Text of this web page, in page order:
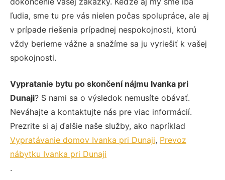
ľudia, sme tu pre vás nielen počas spolupráce, ale aj
v prípade riešenia prípadnej nespokojnosti, ktorú
vždy berieme vážne a snažíme sa ju vyriešiť k vašej
spokojnosti.
Vypratanie bytu po skončení nájmu Ivanka pri
Dunaji? S nami sa o výsledok nemusíte obávať.
Neváhajte a kontaktujte nás pre viac informácií.
Prezrite si aj ďalšie naše služby, ako napríklad
Vypratávanie domov Ivanka pri Dunaji, Prevoz
nábytku Ivanka pri Dunaji
.